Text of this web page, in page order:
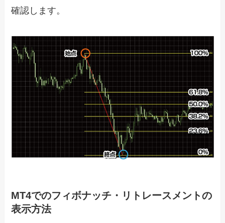
確認します。
MT4でのフィボナッチ・リトレースメントの
表示方法